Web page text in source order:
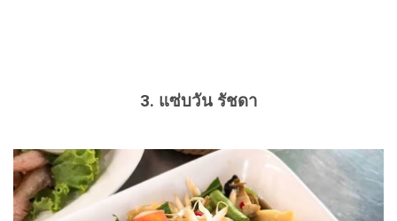
3. แซ่บวัน รัชดา